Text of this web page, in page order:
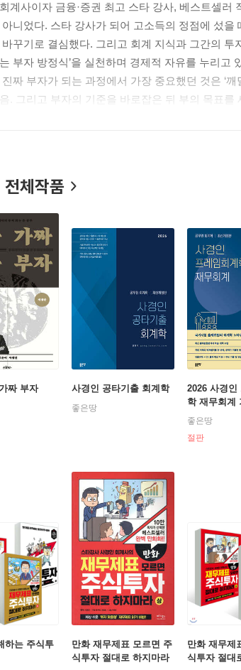
계사이자 금융·증권 최고 스타 강사, 베스트셀
아니었다. 스타 강사가 되어 고소득의 정점에 섰
바꾸기로 결심했다. 그리고 회계 지식과 그간의 투
부자 방정식’을 실천하며 경제적 자유를 누리고
진짜 부자가 되는 과정에서 가장 중요했던 것은 ‘
. 그리고 부자의 기준을 바로잡은 뒤 부의 목표
면 좋았을 것들’의 정수일 뿐 아니라, 두 자녀에게
지낸다. 시스템 수익을 창출해 내는 시스템 자산도
제표 모르면 주식투자 절대로 하지 마라》를 썼
체작품
짜 부자 사경인 공타기출 회계학
좋은땅
2026 사경인
학 재무회계
좋은땅
절판
하는 주식투
만화 재무제표 모르면 주
식투자 절대로 하지마라
만화 재무제
식투자 절대